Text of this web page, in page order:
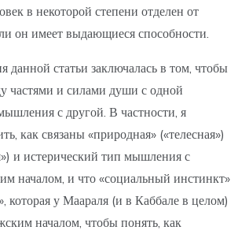
в некоторой степени отделен от
он имеет выдающиеся способности.
данной статьи заключалась в том, чтобы
частями и силами души с одной
с другой. В частности, я
как связаны «природная» («телесная»)
и истерический тип мышления с
началом, и что «социальный инстинкт»
которая у Маараля (и в Каббале в целом)
началом, чтобы понять, как